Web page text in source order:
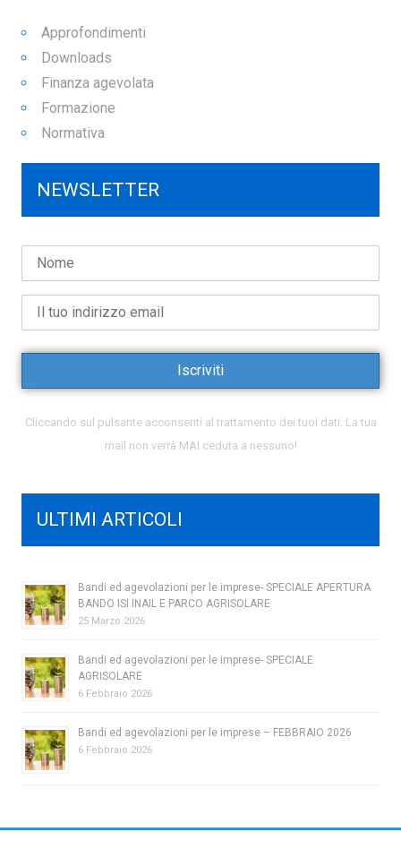
Approfondimenti
Downloads
Finanza agevolata
Formazione
Normativa
NEWSLETTER
Cliccando sul pulsante acconsenti al trattamento dei tuoi dati. La tua
mail non verrà MAI ceduta a nessuno!
ULTIMI ARTICOLI
Bandi ed agevolazioni per le imprese- SPECIALE APERTURA
BANDO ISI INAIL E PARCO AGRISOLARE
25 Marzo 2026
Bandi ed agevolazioni per le imprese- SPECIALE
AGRISOLARE
6 Febbraio 2026
Bandi ed agevolazioni per le imprese – FEBBRAIO 2026
6 Febbraio 2026